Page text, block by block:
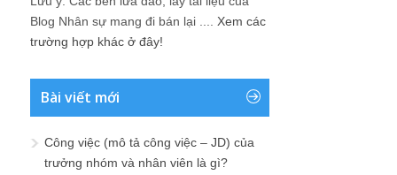
Blog Nhân sự mang đi bán lại .... Xem các
trường hợp khác ở đây!
Bài viết mới
Công việc (mô tả công việc – JD) của
trưởng nhóm và nhân viên là gì?